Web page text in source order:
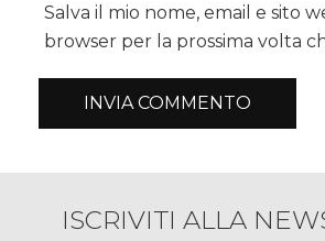
Salva il mio nome, email e sito
browser per la prossima volta
ISCRIVITI ALLA